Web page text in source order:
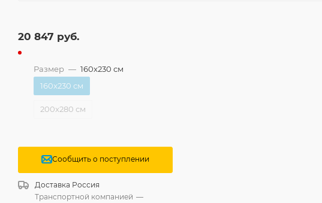
20 847 руб.
Размер — 160x230 см
160x230 см
200x280 см
Сообщить о поступлении
Доставка Россия
Транспортной компанией —